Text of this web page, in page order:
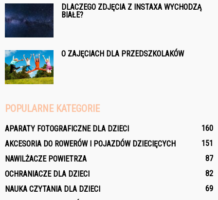
DLACZEGO ZDJĘCIA Z INSTAXA WYCHODZĄ
BIAŁE?
O ZAJĘCIACH DLA PRZEDSZKOLAKÓW
POPULARNE KATEGORIE
APARATY FOTOGRAFICZNE DLA DZIECI
160
AKCESORIA DO ROWERÓW I POJAZDÓW DZIECIĘCYCH
151
NAWILŻACZE POWIETRZA
87
OCHRANIACZE DLA DZIECI
82
NAUKA CZYTANIA DLA DZIECI
69